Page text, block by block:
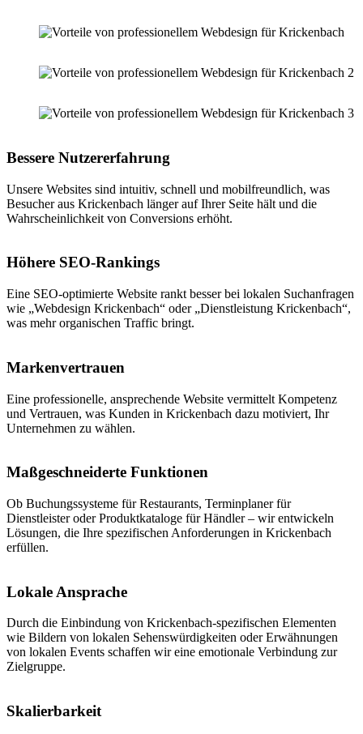
Bessere Nutzererfahrung
Unsere Websites sind intuitiv, schnell und mobilfreundlich, was
Besucher aus Krickenbach länger auf Ihrer Seite hält und die
Wahrscheinlichkeit von Conversions erhöht.
Höhere SEO-Rankings
Eine SEO-optimierte Website rankt besser bei lokalen Suchanfragen
wie „Webdesign Krickenbach“ oder „Dienstleistung Krickenbach“,
was mehr organischen Traffic bringt.
Markenvertrauen
Eine professionelle, ansprechende Website vermittelt Kompetenz
und Vertrauen, was Kunden in Krickenbach dazu motiviert, Ihr
Unternehmen zu wählen.
Maßgeschneiderte Funktionen
Ob Buchungssysteme für Restaurants, Terminplaner für
Dienstleister oder Produktkataloge für Händler – wir entwickeln
Lösungen, die Ihre spezifischen Anforderungen in Krickenbach
erfüllen.
Lokale Ansprache
Durch die Einbindung von Krickenbach-spezifischen Elementen
wie Bildern von lokalen Sehenswürdigkeiten oder Erwähnungen
von lokalen Events schaffen wir eine emotionale Verbindung zur
Zielgruppe.
Skalierbarkeit